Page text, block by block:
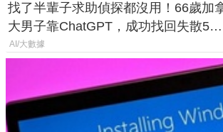
找了半輩子求助偵探都沒用！66歲加
大男子靠ChatGPT，成功找回失散50
年家人
AI/大數據